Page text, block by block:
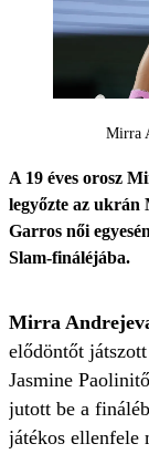
Mirra
A 19 éves orosz
legyőzte az ukrán
Garros női
Slam-fináléjába.
Mirra
elődöntőt
Jasmine
jutott be a
játékos ellenfele